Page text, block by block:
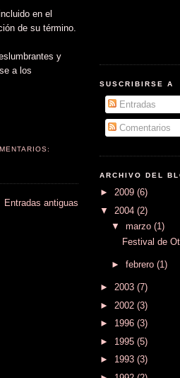
en el
de su término.
y
a los
Entradas antiguas
SUSCRIBIRSE A
Entradas
Comentarios
ARCHIVO DEL
► 2009 (6)
▼ 2004 (2)
▼ marzo (1)
Festival de
► febrero (1)
► 2003 (7)
► 2002 (3)
► 1996 (3)
► 1995 (5)
► 1993 (3)